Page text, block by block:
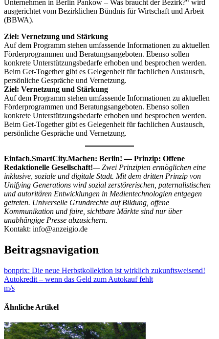
Unternehmen in Berlin Pankow – Was braucht der Bezirk?“ wird
ausgerichtet vom Bezirklichen Bündnis für Wirtschaft und Arbeit
(BBWA).
Ziel: Vernetzung und Stärkung
Auf dem Programm stehen umfassende Informationen zu aktuellen
Förderprogrammen und Beratungsangeboten. Ebenso sollen
konkrete Unterstützungsbedarfe erhoben und besprochen werden.
Beim Get-Together gibt es Gelegenheit für fachlichen Austausch,
persönliche Gespräche und Vernetzung.
Ziel: Vernetzung und Stärkung
Auf dem Programm stehen umfassende Informationen zu aktuellen
Förderprogrammen und Beratungsangeboten. Ebenso sollen
konkrete Unterstützungsbedarfe erhoben und besprochen werden.
Beim Get-Together gibt es Gelegenheit für fachlichen Austausch,
persönliche Gespräche und Vernetzung.
Einfach.SmartCity.Machen: Berlin! — Prinzip: Offene
Redaktionelle Gesellschaft!— Zwei Prinzipien ermöglichen eine
inklusive, soziale und digitale Stadt. Mit dem dritten Prinzip von
Unifying Generations wird sozial zerstörerischen, paternalistischen
und autoritären Entwicklungen in Medientechnologien entgegen
getreten. Universelle Grundrechte auf Bildung, offene
Kommunikation und faire, sichtbare Märkte sind nur über
unabhängige Presse abzusichern.
Kontakt: info@anzeigio.de
Beitragsnavigation
bonprix: Die neue Herbstkollektion ist wirklich zukunftsweisend!
Autokredit – wenn das Geld zum Autokauf fehlt
m/s
Ähnliche Artikel